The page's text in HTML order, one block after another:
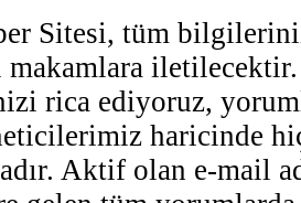
Sitesi, tüm
iletilecektir.
rica ediyoruz,
haricinde
Aktif olan e-mail